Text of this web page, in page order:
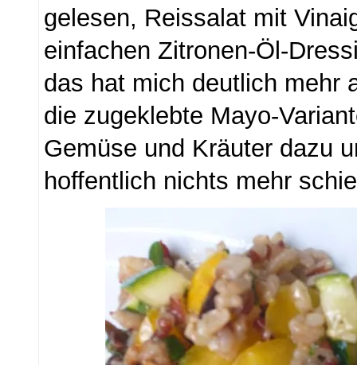
gelesen, Reissalat mit
einfachen Zitronen-Öl-
das hat mich deutlich mehr
die zugeklebte Mayo-
Gemüse und Kräuter dazu
hoffentlich nichts mehr